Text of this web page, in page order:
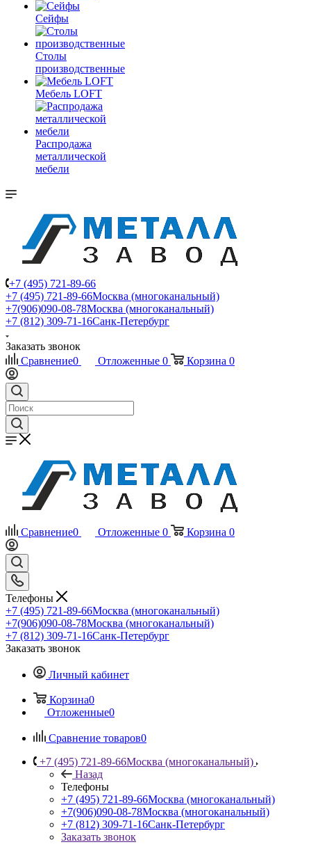
Сейфы
Столы
производственные
Мебель LOFT
Распродажа
металлической
мебели
+7 (495) 721-89-66
+7 (495) 721-89-66Москва (многоканальный)
+7(906)090-08-78Москва (многоканальный)
+7 (812) 309-71-16Санк-Петербург
Заказать звонок
Сравнение0 Отложенные 0 Корзина 0
Сравнение0 Отложенные 0 Корзина 0
Телефоны
+7 (495) 721-89-66Москва (многоканальный)
+7(906)090-08-78Москва (многоканальный)
+7 (812) 309-71-16Санк-Петербург
Заказать звонок
Личный кабинет
Корзина0
Отложенные0
Сравнение товаров0
+7 (495) 721-89-66Москва (многоканальный)
Назад
Телефоны
+7 (495) 721-89-66Москва (многоканальный)
+7(906)090-08-78Москва (многоканальный)
+7 (812) 309-71-16Санк-Петербург
Заказать звонок